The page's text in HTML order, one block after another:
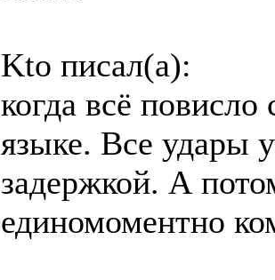
Kto писал(а):
когда всё повисло
языке. Все удары
задержкой. А
единомоментно